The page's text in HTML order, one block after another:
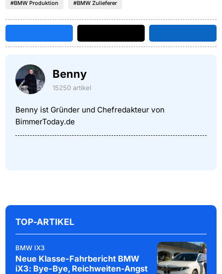
#BMW Produktion #BMW Zulieferer
Benny
15250 artikel
Benny ist Gründer und Chefredakteur von
BimmerToday.de
TOP-ARTIKEL
BMW IX3
Neue Klasse-Fahrbericht BMW
iX3: Bye-Bye, Reichweiten-Angst